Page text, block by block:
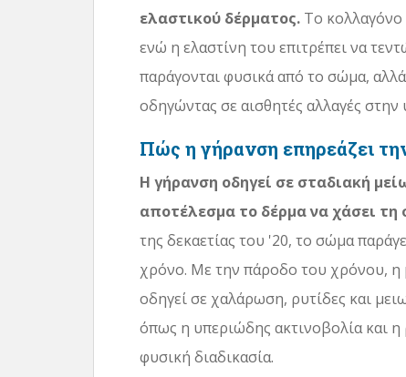
ελαστικού δέρματος. Το κολλαγόνο
ενώ η ελαστίνη του επιτρέπει να
παράγονται φυσικά από το σώμα,
οδηγώντας σε αισθητές αλλαγές
Πώς η γήρανση επηρεάζει
Η γήρανση οδηγεί σε σταδιακή
αποτέλεσμα το δέρμα να χάσει τη
της δεκαετίας του '20, το σώμα
χρόνο. Με την πάροδο του χρόνου, η
οδηγεί σε χαλάρωση, ρυτίδες και
όπως η υπεριώδης ακτινοβολία και
φυσική διαδικασία.